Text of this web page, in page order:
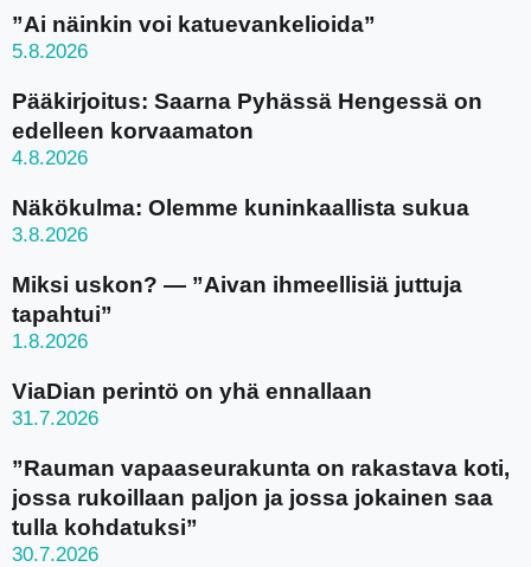
”Ai näinkin voi katuevankelioida”
5.8.2026
Pääkirjoitus: Saarna Pyhässä Hengessä on
edelleen korvaamaton
4.8.2026
Näkökulma: Olemme kuninkaallista sukua
3.8.2026
Miksi uskon? — ”Aivan ihmeellisiä juttuja
tapahtui”
1.8.2026
ViaDian perintö on yhä ennallaan
31.7.2026
”Rauman vapaaseurakunta on rakastava koti,
jossa rukoillaan paljon ja jossa jokainen saa
tulla kohdatuksi”
30.7.2026